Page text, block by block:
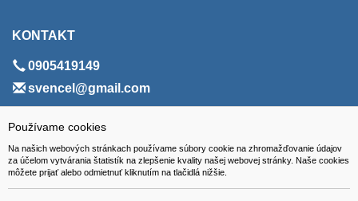
Používame cookies
Na našich webových stránkach používame súbory cookie na zhromažďovanie údajov
za účelom vytvárania štatistík na zlepšenie kvality našej webovej stránky. Naše cookies
môžete prijať alebo odmietnuť kliknutím na tlačidlá nižšie.
KONTAKT
0905419149
svencel@gmail.com
ADRESA
VEST - tech s.r.o.
Hviezdoslavova 280/6, 965 01 Žiar nad Hronom